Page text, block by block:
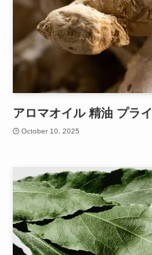
アロマオイル 精油 プライ
October 10, 2025